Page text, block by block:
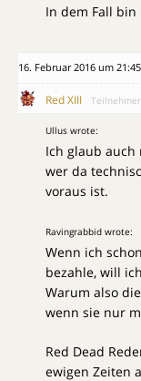
In dem Fall
16. Februar 2016 um 21:45
Red XIII Teilnehmer
Ullus wrote:
Ich glaub auch
wer da
voraus ist.
Ravingrabbid wrote:
Wenn ich
bezahle, will
Warum also
wenn sie nur
Red Dead
ewigen Zeiten